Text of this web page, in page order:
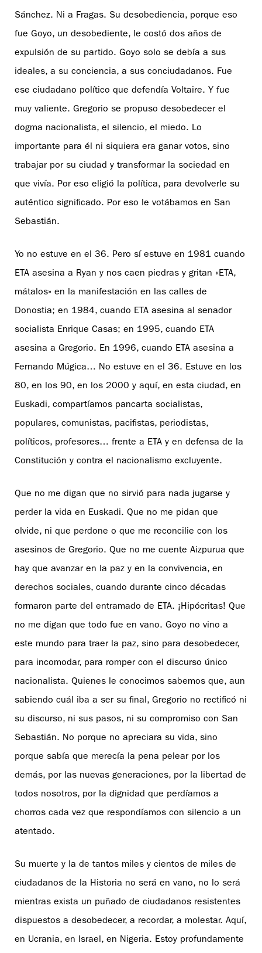
Sánchez. Ni a Fragas. Su desobediencia, porque eso
fue Goyo, un desobediente, le costó dos años de
expulsión de su partido. Goyo solo se debía a sus
ideales, a su conciencia, a sus conciudadanos. Fue
ese ciudadano político que defendía Voltaire. Y fue
muy valiente. Gregorio se propuso desobedecer el
dogma nacionalista, el silencio, el miedo. Lo
importante para él ni siquiera era ganar votos, sino
trabajar por su ciudad y transformar la sociedad en
que vivía. Por eso eligió la política, para devolverle su
auténtico significado. Por eso le votábamos en San
Sebastián.
Yo no estuve en el 36. Pero sí estuve en 1981 cuando
ETA asesina a Ryan y nos caen piedras y gritan «ETA,
mátalos» en la manifestación en las calles de
Donostia; en 1984, cuando ETA asesina al senador
socialista Enrique Casas; en 1995, cuando ETA
asesina a Gregorio. En 1996, cuando ETA asesina a
Fernando Múgica… No estuve en el 36. Estuve en los
80, en los 90, en los 2000 y aquí, en esta ciudad, en
Euskadi, compartíamos pancarta socialistas,
populares, comunistas, pacifistas, periodistas,
políticos, profesores… frente a ETA y en defensa de la
Constitución y contra el nacionalismo excluyente.
Que no me digan que no sirvió para nada jugarse y
perder la vida en Euskadi. Que no me pidan que
olvide, ni que perdone o que me reconcilie con los
asesinos de Gregorio. Que no me cuente Aizpurua que
hay que avanzar en la paz y en la convivencia, en
derechos sociales, cuando durante cinco décadas
formaron parte del entramado de ETA. ¡Hipócritas! Que
no me digan que todo fue en vano. Goyo no vino a
este mundo para traer la paz, sino para desobedecer,
para incomodar, para romper con el discurso único
nacionalista. Quienes le conocimos sabemos que, aun
sabiendo cuál iba a ser su final, Gregorio no rectificó ni
su discurso, ni sus pasos, ni su compromiso con San
Sebastián. No porque no apreciara su vida, sino
porque sabía que merecía la pena pelear por los
demás, por las nuevas generaciones, por la libertad de
todos nosotros, por la dignidad que perdíamos a
chorros cada vez que respondíamos con silencio a un
atentado.
Su muerte y la de tantos miles y cientos de miles de
ciudadanos de la Historia no será en vano, no lo será
mientras exista un puñado de ciudadanos resistentes
dispuestos a desobedecer, a recordar, a molestar. Aquí,
en Ucrania, en Israel, en Nigeria. Estoy profundamente